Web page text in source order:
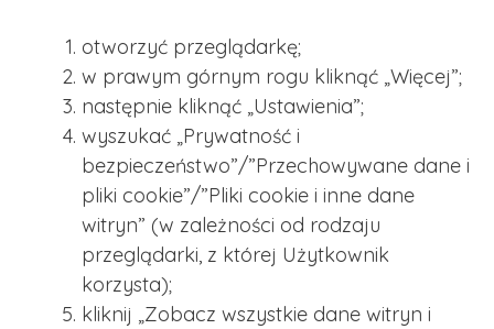
otworzyć przeglądarkę;
w prawym górnym rogu kliknąć „Więcej”;
następnie kliknąć „Ustawienia”;
wyszukać „Prywatność i
bezpieczeństwo”/”Przechowywane dane i
pliki cookie”/”Pliki cookie i inne dane
witryn” (w zależności od rodzaju
przeglądarki, z której Użytkownik
korzysta);
kliknij „Zobacz wszystkie dane witryn i